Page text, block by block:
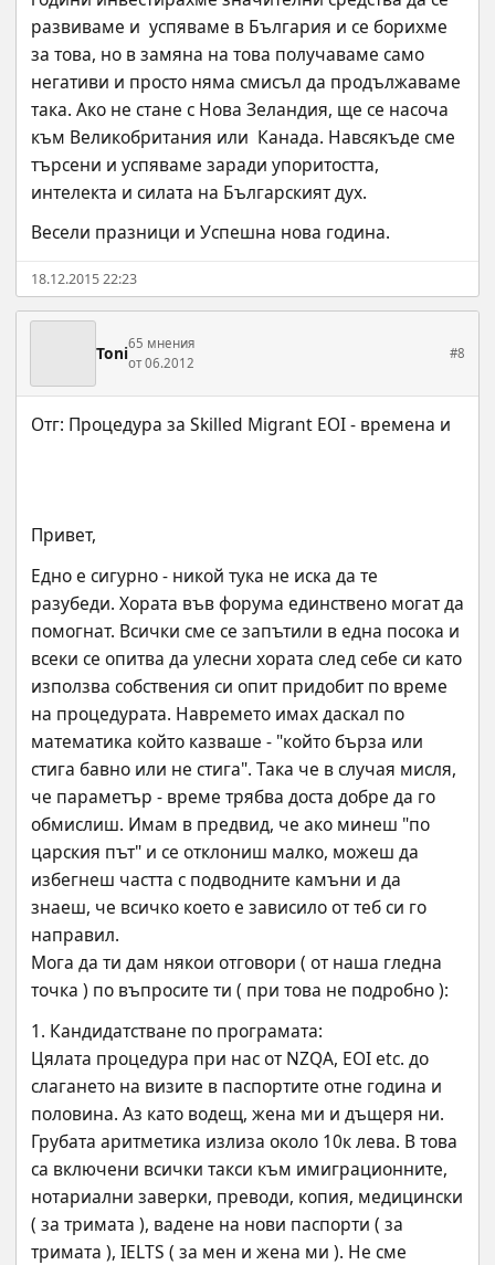
развиваме и  успяваме в България и се борихме
за това, но в замяна на това получаваме само
негативи и просто няма смисъл да продължаваме
така. Ако не стане с Нова Зеландия, ще се насоча
към Великобритания или  Канада. Навсякъде сме
търсени и успяваме заради упоритостта,
интелекта и силата на Българският дух.
Весели празници и Успешна нова година.
18.12.2015 22:23
Toni65 мнения
от 06.2012
#8
Привет,
Едно е сигурно - никой тука не иска да те
разубеди. Хората във форума единствено могат да
помогнат. Всички сме се запътили в една посока и
всеки се опитва да улесни хората след себе си като
използва собствения си опит придобит по време
на процедурата. Навремето имах даскал по
математика който казваше - "който бърза или
стига бавно или не стига". Така че в случая мисля,
че параметър - време трябва доста добре да го
обмислиш. Имам в предвид, че ако минеш "по
царския път" и се отклониш малко, можеш да
избегнеш частта с подводните камъни и да
знаеш, че всичко което е зависило от теб си го
направил.
Мога да ти дам някои отговори ( от наша гледна
точка ) по въпросите ти ( при това не подробно ):
1. Кандидатстване по програмата:
Цялата процедура при нас от NZQA, EOI etc. до
слагането на визите в паспортите отне година и
половина. Аз като водещ, жена ми и дъщеря ни.
Грубата аритметика излиза около 10к лева. В това
са включени всички такси към имиграционните,
нотариални заверки, преводи, копия, медицински
( за тримата ), вадене на нови паспорти ( за
тримата ), IELTS ( за мен и жена ми ). Не сме